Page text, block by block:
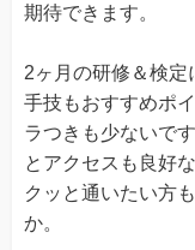
期待できます。
2ヶ月の研修＆検
手技もおすすめポ
ラつきも少ないで
とアクセスも良好
クッと通いたい方
か。